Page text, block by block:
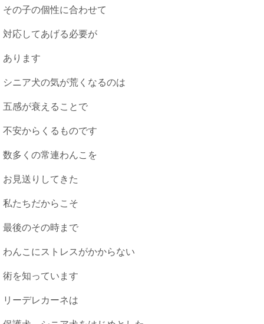
その子の個性に合わせて
対応してあげる必要が
あります
シニア犬の気が荒くなるのは
五感が衰えることで
不安からくるものです
数多くの常連わんこを
お見送りしてきた
私たちだからこそ
最後のその時まで
わんこにストレスがかからない
術を知っています
リーデレカーネは